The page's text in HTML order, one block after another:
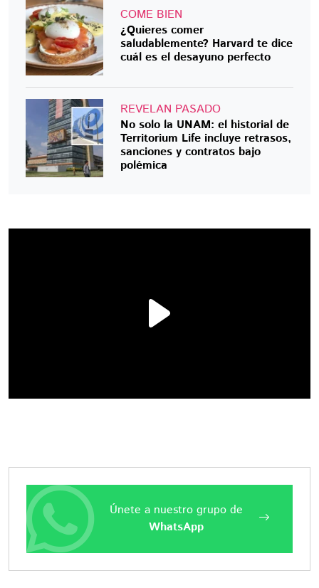
COME BIEN
¿Quieres comer
saludablemente? Harvard te dice
cuál es el desayuno perfecto
REVELAN PASADO
No solo la UNAM: el historial de
Territorium Life incluye retrasos,
sanciones y contratos bajo
polémica
Únete a nuestro grupo de
WhatsApp